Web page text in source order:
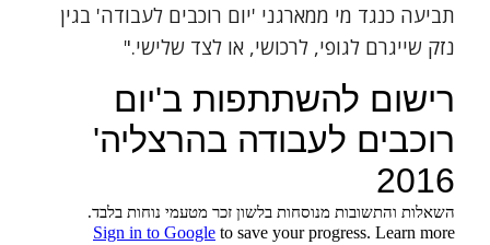
תביעה כנגד מי ממארגני 'יום רוכבים לעבודה' בגין
נזק שייגרם לגופי, לרכושי, או לצד שלישי."